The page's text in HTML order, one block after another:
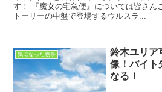
す！ 『魔女の宅急便』については皆さん
トーリーの中盤で登場するウルスラ...
気になった物事
鈴木ユリア
像！バイト
なる！